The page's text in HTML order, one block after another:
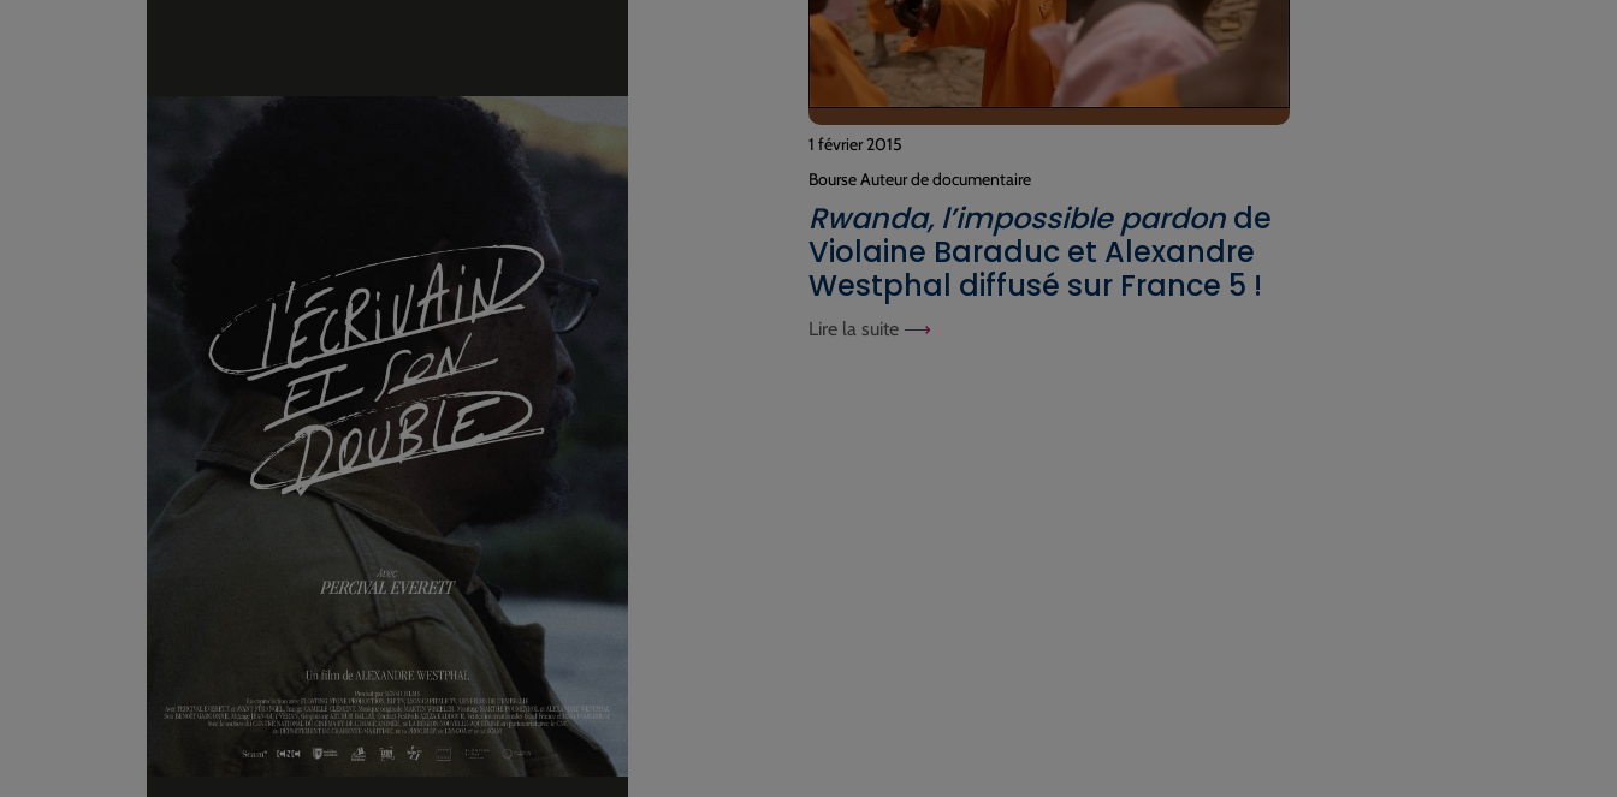
1 février 2015
Bourse Auteur de documentaire
Rwanda, l’impossible pardon de
Violaine Baraduc et Alexandre
Westphal diffusé sur France 5 !
Lire la suite